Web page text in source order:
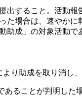
出すること。活動報
た場合は、速やかに
助成」の対象活動で
り助成を取り消し、
あることが判明した場